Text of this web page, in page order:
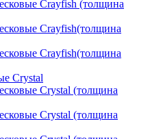
Crayfish (толщина
Crayfish(толщина
Crayfish(толщина
Crystal
Crystal (толщина
Crystal (толщина